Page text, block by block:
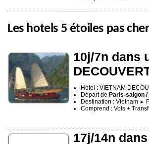
Les hotels 5 étoiles pas cher
10j/7n dans
Hotel : VIETNAM
Départ de Paris-saigon /
Destination : Vietnam ►
Comprend : Vols +
17j/14n